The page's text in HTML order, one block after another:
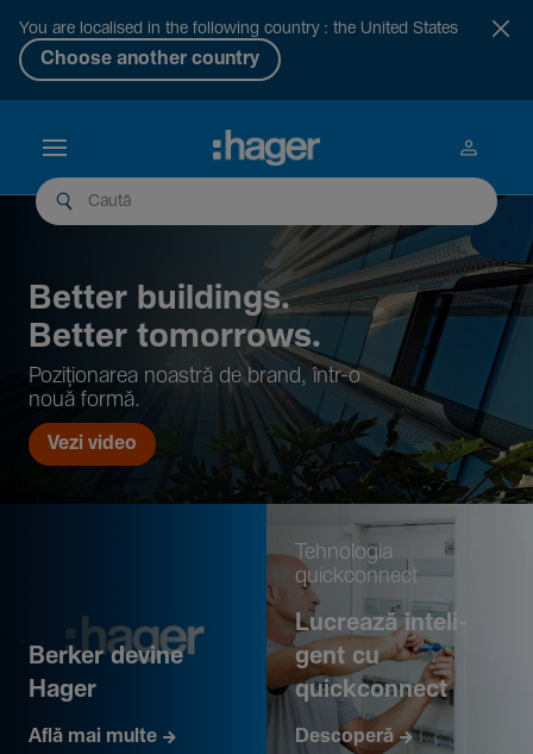
You are localised in the following country : the United States
Choose another country
Better buil­dings.
Better tomor­rows.
Pozi­țio­narea noastră de brand, într-o
nouă formă.
Vezi video
Berker devine
Hager
Află mai multe
Tehno­logia
quickconnect
Lucrează inte­li­
gent cu
quickconnect
Descoperă